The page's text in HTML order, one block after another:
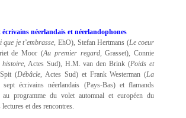
écrivains néerlandais et néerlandophones
que je t’embrasse, EhO), Stefan Hertmans (Le coeur
de Moor (Au premier regard, Grasset), Connie
, Actes Sud), H.M. van den Brink (Poids et
(Débâcle, Actes Sud) et Frank Westerman (La
écrivains néerlandais (Pays-Bas) et flamands
programme du volet automnal et européen du
et des rencontres.